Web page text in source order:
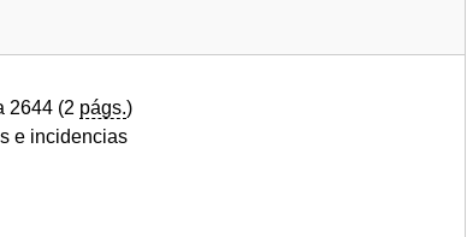
2644 (2 págs.)
e incidencias